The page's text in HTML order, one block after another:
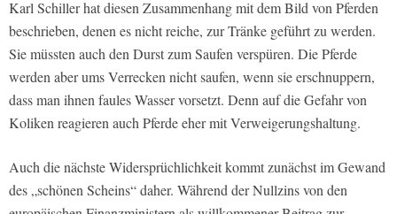
Karl Schiller hat diesen Zusammenhang mit dem Bild von Pferden
beschrieben, denen es nicht reiche, zur Tränke geführt zu werden.
Sie müssten auch den Durst zum Saufen verspüren. Die Pferde
werden aber ums Verrecken nicht saufen, wenn sie erschnuppern,
dass man ihnen faules Wasser vorsetzt. Denn auf die Gefahr von
Koliken reagieren auch Pferde eher mit Verweigerungshaltung.
Auch die nächste Widersprüchlichkeit kommt zunächst im Gewand
des „schönen Scheins“ daher. Während der Nullzins von den